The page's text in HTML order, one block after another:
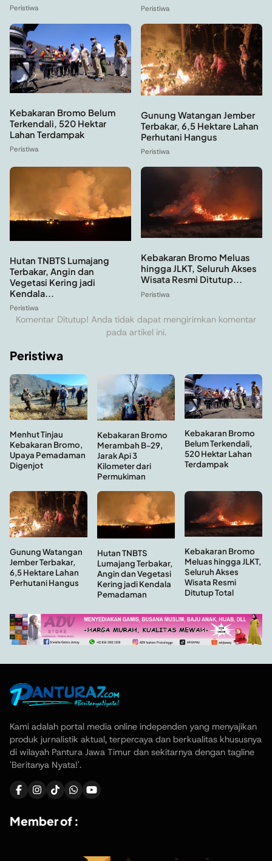
Peristiwa Peristiwa
Kebakaran Bromo Belum
Terkendali, 520 Hektar
Lahan Terdampak
Peristiwa
Gunung Watangan Jember
Terbakar, 6,5 Hektare Lahan
Perhutani Hangus
Peristiwa
Hutan TNBTS Lumajang
Terbakar, Angin dan
Vegetasi Kering jadi
Kendala...
Peristiwa
Kebakaran Bromo Meluas
hingga JLKT, Seluruh Akses
Wisata Resmi Ditutup...
Peristiwa
Komentar Ditutup! Anda tidak dapat mengirimkan komentar
pada artikel ini.
Peristiwa
Menhut Tinjau
Kebakaran Bromo,
Upaya Pemadaman
Digenjot
Kebakaran Bromo
Merambah B-29,
Jarak Api 3
Kilometer dari
Permukiman
Kebakaran Bromo
Belum Terkendali,
520 Hektar Lahan
Terdampak
Gunung Watangan
Jember Terbakar,
6,5 Hektare Lahan
Perhutani Hangus
Hutan TNBTS
Lumajang Terbakar,
Angin dan Vegetasi
Kering jadi Kendala
Pemadaman
Kebakaran Bromo
Meluas hingga JLKT,
Seluruh Akses
Wisata Resmi
Ditutup Total
Kami adalah portal media online independen yang menyajikan
produk jurnalistik aktual, terpercaya dan berkualitas khususnya
di wilayah Pantura Jawa Timur dan sekitarnya dengan tagline
'Beritanya Nyata!'.
Member of :